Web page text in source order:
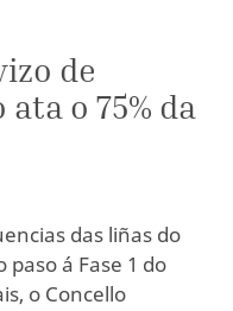
de
o 75% da
das liñas do
á Fase 1 do
o Concello